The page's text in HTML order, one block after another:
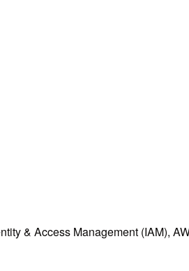
& Access Management (IAM),